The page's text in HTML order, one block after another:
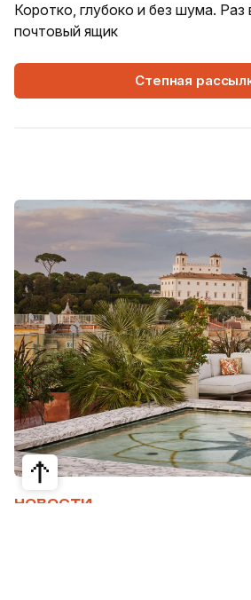
Коротко, глубоко и без шума.
почтовый ящик
Степная
НОВОСТИ